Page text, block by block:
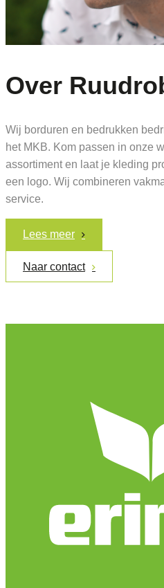
Over
Wij borduren en bedrukken
het MKB. Kom passen in onze
assortiment en laat je kleding
een logo. Wij combineren
service.
Lees meer
Naar contact